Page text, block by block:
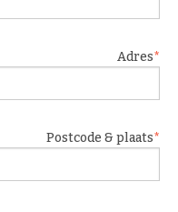
Adres
Postcode & plaats